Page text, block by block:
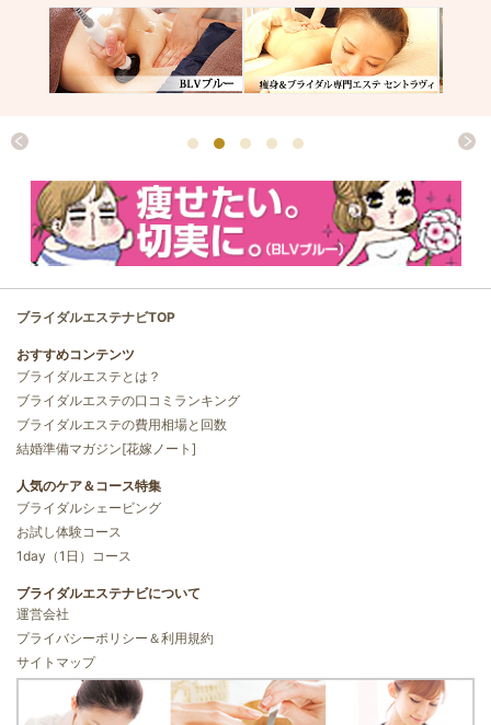
ブライダルエステナビTOP
おすすめコンテンツ
ブライダルエステとは？
ブライダルエステの口コミランキング
ブライダルエステの費用相場と回数
結婚準備マガジン[花嫁ノート]
人気のケア＆コース特集
ブライダルシェービング
お試し体験コース
1day（1日）コース
ブライダルエステナビについて
運営会社
プライバシーポリシー＆利用規約
サイトマップ